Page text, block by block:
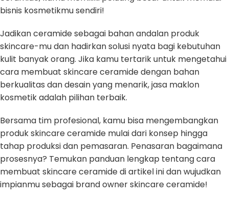
bisnis kosmetikmu sendiri!
Jadikan ceramide sebagai bahan andalan produk
skincare-mu dan hadirkan solusi nyata bagi kebutuhan
kulit banyak orang. Jika kamu tertarik untuk mengetahui
cara membuat skincare ceramide dengan bahan
berkualitas dan desain yang menarik, jasa maklon
kosmetik adalah pilihan terbaik.
Bersama tim profesional, kamu bisa mengembangkan
produk skincare ceramide mulai dari konsep hingga
tahap produksi dan pemasaran. Penasaran bagaimana
prosesnya? Temukan panduan lengkap tentang cara
membuat skincare ceramide di artikel ini dan wujudkan
impianmu sebagai brand owner skincare ceramide!